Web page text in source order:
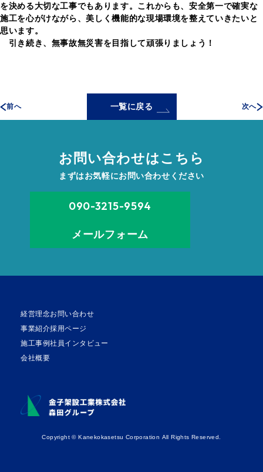
を決める大切な工事でもあります。これからも、安全第一で確実な
施工を心がけながら、美しく機能的な現場環境を整えていきたいと
思います。
引き続き、無事故無災害を目指して頑張りましょう！
前へ 一覧に戻る 次へ
お問い合わせはこちら
まずはお気軽にお問い合わせください
090-3215-9594
メールフォーム
経営理念
事業紹介
施工事例
会社概要
お問い合わせ
採用ページ
社員インタビュー
Copyright © Kanekokasetsu Corporation All Rights Reserved.